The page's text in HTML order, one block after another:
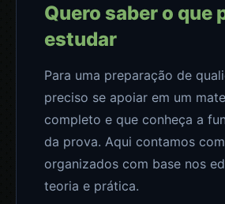
Quero saber o que
estudar
Para uma preparação de
preciso se apoiar em um
completo e que conheça a
da prova. Aqui contamos
organizados com base nos
teoria e prática.